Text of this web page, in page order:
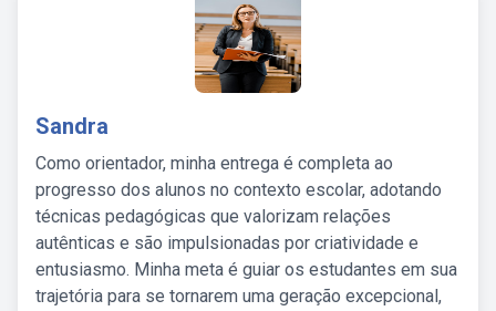
Sandra
Como orientador, minha entrega é completa ao
progresso dos alunos no contexto escolar, adotando
técnicas pedagógicas que valorizam relações
autênticas e são impulsionadas por criatividade e
entusiasmo. Minha meta é guiar os estudantes em sua
trajetória para se tornarem uma geração excepcional,